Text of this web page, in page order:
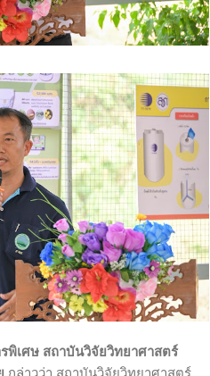
พิเศษ สถาบันวิจัยวิทยาศาสตร์